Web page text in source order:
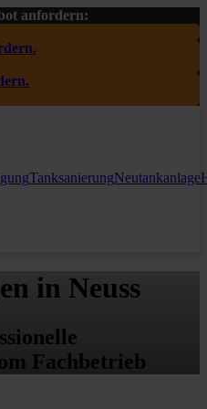
anfordern:
TanksanierungNeutankanlage
in Neuss
Fachbetrieb